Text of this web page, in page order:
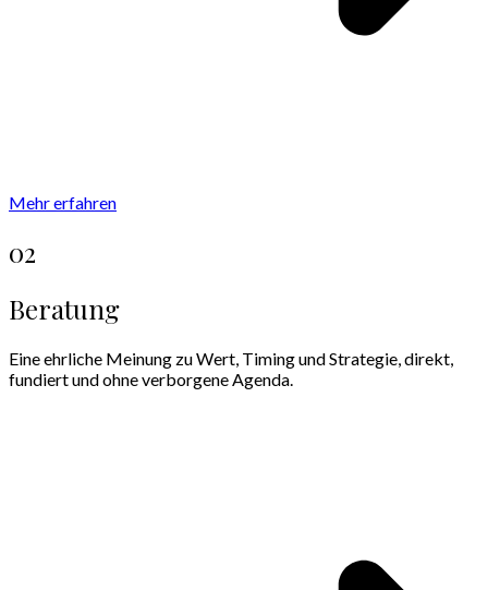
Mehr erfahren
02
Beratung
Eine ehrliche Meinung zu Wert, Timing und Strategie, direkt,
fundiert und ohne verborgene Agenda.